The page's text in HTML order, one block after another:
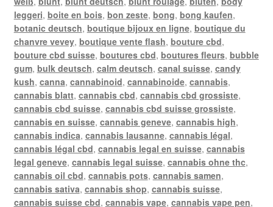
leggeri, boite en bois, bon zeste, bong, bong kaufen,
botanic deutsch, boutique bijoux en ligne, boutique du
chanvre vevey, boutique vente flash, bouture cbd,
bouture cbd suisse, boutures cbd, boutures fleurs, bubble
gum, bulk deutsch, calm deutsch, canal suisse, candy
kush, canna, cannabinoid, cannabinoide, cannabis,
cannabis blatt, cannabis cbd, cannabis cbd grossiste,
cannabis cbd suisse, cannabis cbd suisse grossiste,
cannabis en suisse, cannabis geneve, cannabis high,
cannabis indica, cannabis lausanne, cannabis légal,
cannabis légal cbd, cannabis legal en suisse, cannabis
legal geneve, cannabis legal suisse, cannabis ohne thc,
cannabis oil cbd, cannabis pots, cannabis samen,
cannabis sativa, cannabis shop, cannabis suisse,
cannabis suisse cbd, cannabis vape, cannabis vape pen,